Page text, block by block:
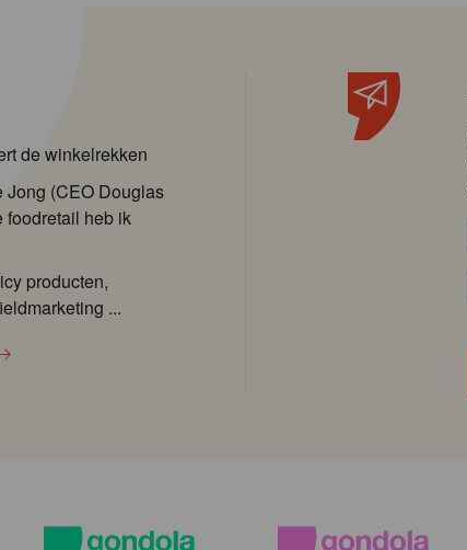
de winkelrekken
Jong (CEO Douglas
foodretail heb ik
producten,
...